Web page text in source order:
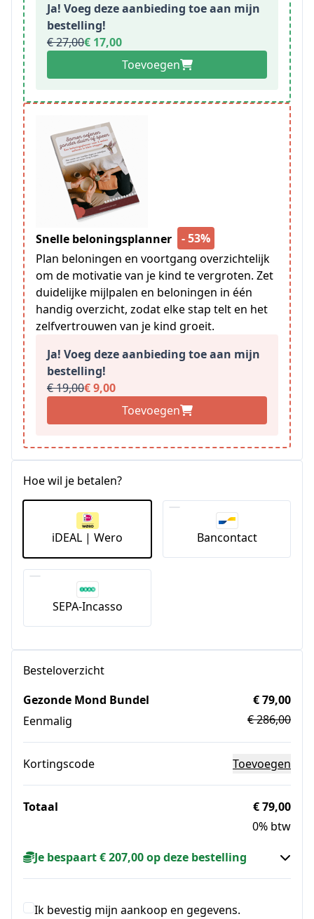
Ja! Voeg deze aanbieding toe aan mijn
bestelling!
€ 27,00€ 17,00
Toevoegen
Snelle beloningsplanner
- 53%
Plan beloningen en voortgang overzichtelijk
om de motivatie van je kind te vergroten. Zet
duidelijke mijlpalen en beloningen in één
handig overzicht, zodat elke stap telt en het
zelfvertrouwen van je kind groeit.
Ja! Voeg deze aanbieding toe aan mijn
bestelling!
€ 19,00€ 9,00
Toevoegen
Hoe wil je betalen?
iDEAL | Wero Bancontact
SEPA-Incasso
Besteloverzicht
Gezonde Mond Bundel
Eenmalig
€ 79,00
€ 286,00
Kortingscode Toevoegen
Totaal
€ 79,00
0% btw
Je bespaart € 207,00 op deze bestelling
Ik bevestig mijn aankoop en gegevens.